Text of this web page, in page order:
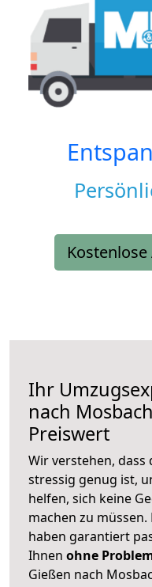
Ihr
nach Mosbach
Preiswert
Wir verstehen, dass
stressig genug ist,
helfen, sich keine
machen zu
haben garantiert
Ihnen ohne
Gießen nach